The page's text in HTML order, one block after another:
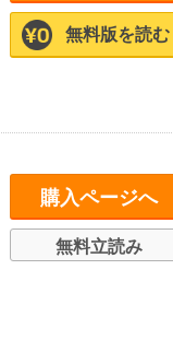
無料版を読む
購入ページへ
無料立読み